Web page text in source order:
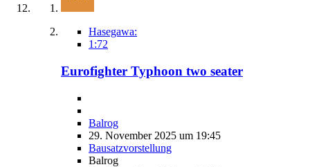
Hasegawa:
1:72
Eurofighter Typhoon two seater
Balrog
29. November 2025 um 19:45
Bausatzvorstellung
Balrog